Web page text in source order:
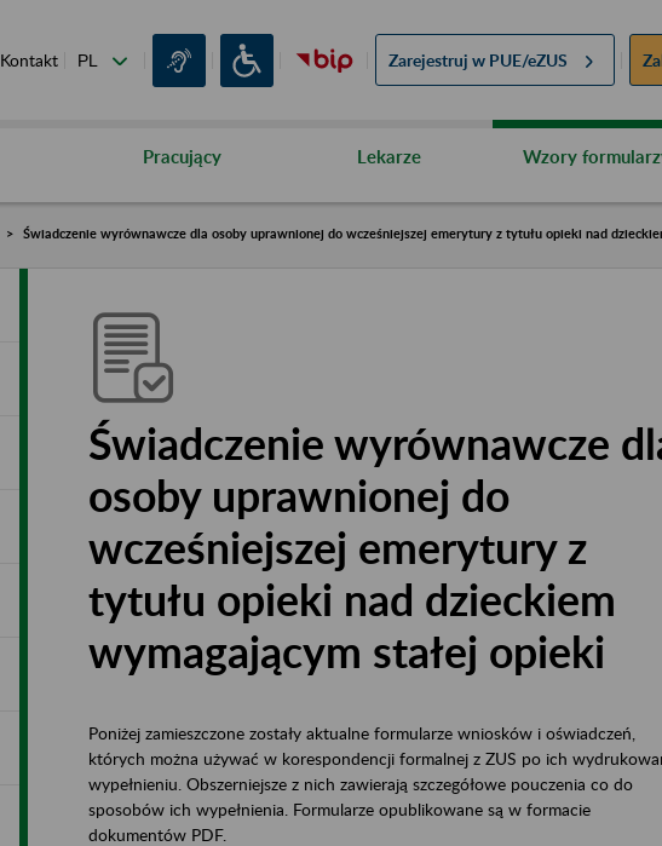
Kontakt Zarejestruj w PUE/eZUS
Pracujący Lekarze Wzory
Świadczenie wyrównawcze dla osoby uprawnionej do wcześniejszej emerytury z tytułu opieki nad
Świadczenie wyrównawcze
osoby uprawnionej do
wcześniejszej emerytury z
tytułu opieki nad dzieckiem
wymagającym stałej opieki
Poniżej zamieszczone zostały aktualne formularze wniosków i oświadczeń,
których można używać w korespondencji formalnej z ZUS po ich
wypełnieniu. Obszerniejsze z nich zawierają szczegółowe pouczenia co do
sposobów ich wypełnienia. Formularze opublikowane są w formacie
dokumentów PDF.